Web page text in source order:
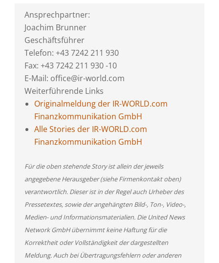
Ansprechpartner:
Joachim Brunner
Geschäftsführer
Telefon: +43 7242 211 930
Fax: +43 7242 211 930 -10
E-Mail: office@ir-world.com
Weiterführende Links
Originalmeldung der IR-WORLD.com
Finanzkommunikation GmbH
Alle Stories der IR-WORLD.com
Finanzkommunikation GmbH
Für die oben stehende Story ist allein der jeweils
angegebene Herausgeber (siehe Firmenkontakt oben)
verantwortlich. Dieser ist in der Regel auch Urheber des
Pressetextes, sowie der angehängten Bild-, Ton-, Video-,
Medien- und Informationsmaterialien. Die United News
Network GmbH übernimmt keine Haftung für die
Korrektheit oder Vollständigkeit der dargestellten
Meldung. Auch bei Übertragungsfehlern oder anderen